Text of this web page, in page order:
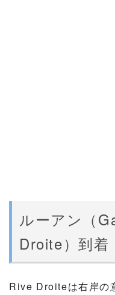
ルーアン（
Droite）到着
Rive Droiteは右岸の